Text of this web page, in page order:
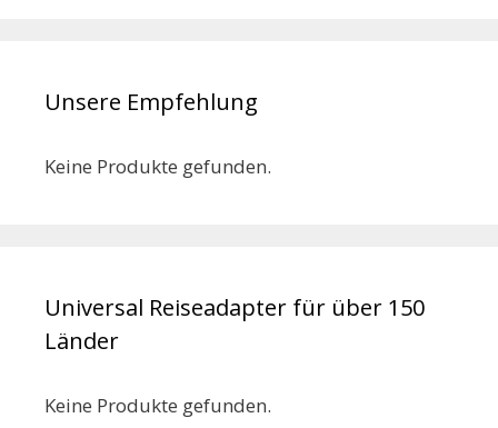
Unsere Empfehlung
Keine Produkte gefunden.
Universal Reiseadapter für über 150
Länder
Keine Produkte gefunden.